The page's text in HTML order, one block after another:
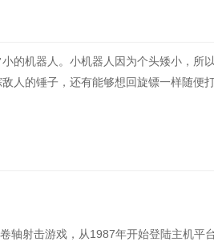
的机器人。小机器人因为个头矮小，所
人的锤子，还有能够想回旋镖一样随便
轴射击游戏，从1987年开始登陆主机平